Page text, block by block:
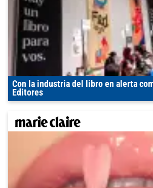
Con la industria del libro en alerta
Editores